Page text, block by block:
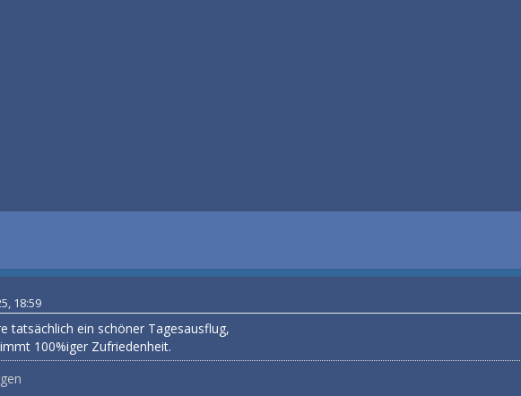
18:59
tatsächlich ein schöner Tagesausflug,
100%iger Zufriedenheit.